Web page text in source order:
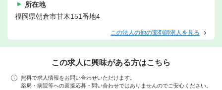
所在地
福岡県朝倉市甘木151番地4
この法人の他の薬剤師求人を見る
この求人に興味がある方はこちら
無料で求人情報をお問い合わせいただけます。
薬局・病院等への直接応募・問い合わせではありませんのでご安心ください。